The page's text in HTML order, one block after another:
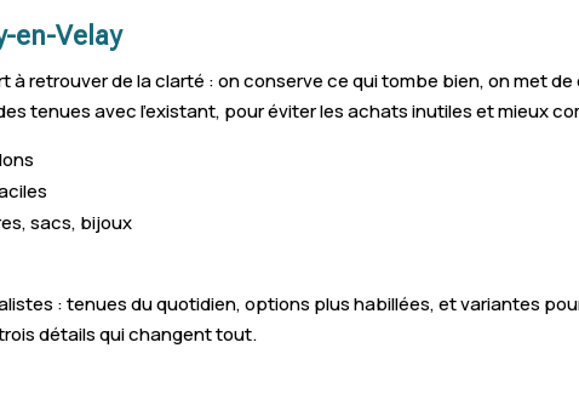
en-Velay
à retrouver de la clarté : on conserve ce qui tombe bien, on met
tenues avec l’existant, pour éviter les achats inutiles et mieux
sacs, bijoux
: tenues du quotidien, options plus habillées, et variantes
détails qui changent tout.